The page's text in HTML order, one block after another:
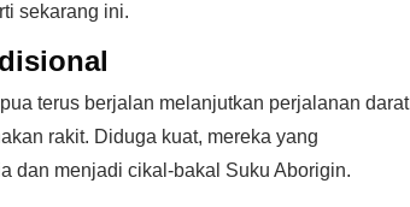
sekarang ini.
terus berjalan melanjutkan perjalanan darat
rakit. Diduga kuat, mereka yang
dan menjadi cikal-bakal Suku Aborigin.